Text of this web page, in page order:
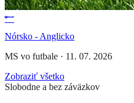
Nórsko - Anglicko
MS vo futbale · 11. 07. 2026
Zobraziť všetko
Slobodne a bez záväzkov